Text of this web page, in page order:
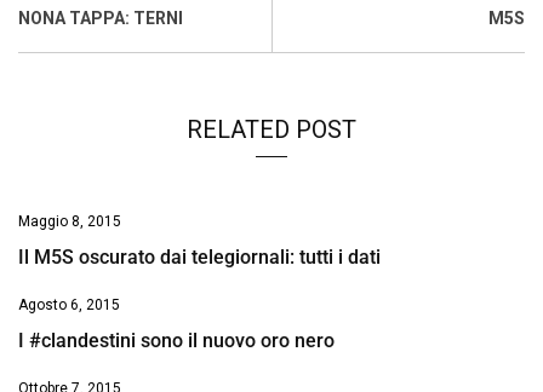
k
p
n
NONA TAPPA: TERNI
M5S
RELATED POST
Maggio 8, 2015
Il M5S oscurato dai telegiornali: tutti i dati
Agosto 6, 2015
I #clandestini sono il nuovo oro nero